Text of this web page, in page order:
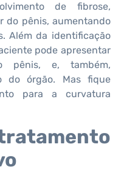
de fibrose,
do pênis, aumentando
Além da identificação
pode apresentar
pênis, e, também,
do órgão. Mas fique
para a curvatura